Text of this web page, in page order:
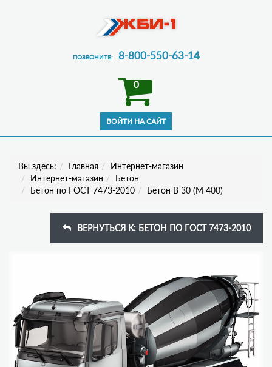
ПОЗВОНИТЕ: 8-800-550-63-14
0
Вы здесь: Главная
Интернет-магазин
Интернет-магазин
Бетон
Бетон по ГОСТ 7473-2010
Бетон В 30 (М 400)
ВЕРНУТЬСЯ К: БЕТОН ПО ГОСТ 7473-2010